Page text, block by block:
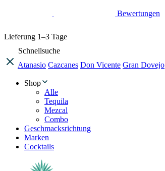
Bewertungen
Lieferung 1–3 Tage
Schnellsuche
Atanasio Cazcanes Don Vicente Gran Dovejo
Shop
Alle
Tequila
Mezcal
Combo
Geschmacksrichtung
Marken
Cocktails